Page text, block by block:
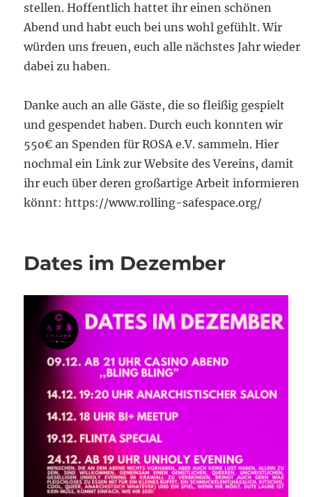
stellen. Hoffentlich hattet ihr einen schönen
Abend und habt euch bei uns wohl gefühlt. Wir
würden uns freuen, euch alle nächstes Jahr wieder
dabei zu haben.
Danke auch an alle Gäste, die so fleißig gespielt
und gespendet haben. Durch euch konnten wir
55o€ an Spenden für ROSA e.V. sammeln. Hier
nochmal ein Link zur Website des Vereins, damit
ihr euch über deren großartige Arbeit informieren
könnt: https://www.rolling-safespace.org/
Dates im Dezember